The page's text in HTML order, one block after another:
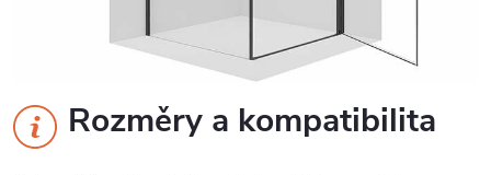
Rozměry a kompatibilita